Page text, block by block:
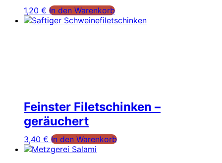
1,20 € In den Warenkorb
Feinster Filetschinken –
geräuchert
3,40 € In den Warenkorb